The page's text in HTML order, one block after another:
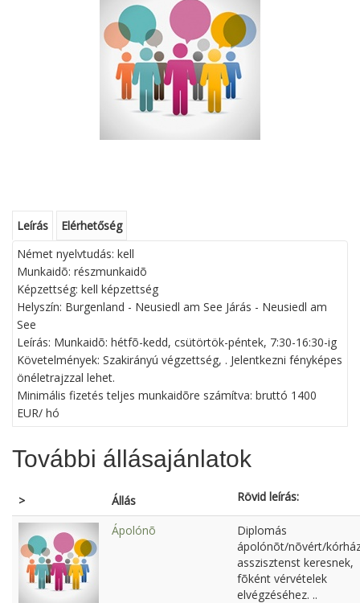
Leírás
Elérhetőség
Német nyelvtudás: kell
Munkaidõ: részmunkaidõ
Képzettség: kell képzettség
Helyszín: Burgenland - Neusiedl am See Járás - Neusiedl am
See
Leírás: Munkaidõ: hétfõ-kedd, csütörtök-péntek, 7:30-16:30-ig
Követelmények: Szakirányú végzettség, . Jelentkezni fényképes
önéletrajzzal lehet.
Minimális fizetés teljes munkaidõre számítva: bruttó 1400
EUR/ hó
További állásajánlatok
> Állás Rövid leírás:
Ápolónõ
Diplomás
ápolónõt/nõvért/
asszisztenst keresnek,
fõként vérvételek
elvégzéséhez. ..